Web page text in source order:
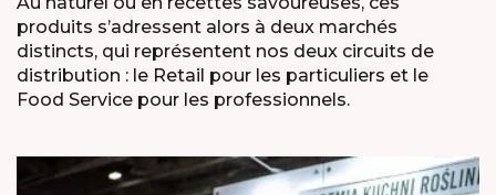
produits s’adressent alors à deux marchés
distincts, qui représentent nos deux circuits de
distribution : le Retail pour les particuliers et le
Food Service pour les professionnels.